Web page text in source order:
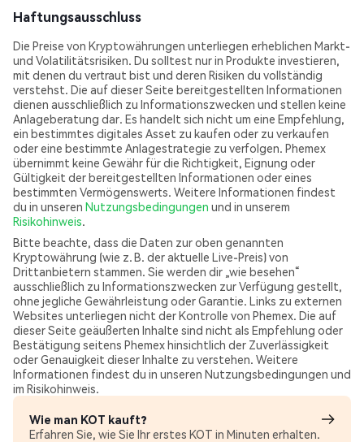
Haftungsausschluss
Die Preise von Kryptowährungen unterliegen erheblichen Markt-
und Volatilitätsrisiken. Du solltest nur in Produkte investieren,
mit denen du vertraut bist und deren Risiken du vollständig
verstehst. Die auf dieser Seite bereitgestellten Informationen
dienen ausschließlich zu Informationszwecken und stellen keine
Anlageberatung dar. Es handelt sich nicht um eine Empfehlung,
ein bestimmtes digitales Asset zu kaufen oder zu verkaufen
oder eine bestimmte Anlagestrategie zu verfolgen. Phemex
übernimmt keine Gewähr für die Richtigkeit, Eignung oder
Gültigkeit der bereitgestellten Informationen oder eines
bestimmten Vermögenswerts. Weitere Informationen findest
du in unseren Nutzungsbedingungen und in unserem
Risikohinweis.
Bitte beachte, dass die Daten zur oben genannten
Kryptowährung (wie z. B. der aktuelle Live-Preis) von
Drittanbietern stammen. Sie werden dir „wie besehen“
ausschließlich zu Informationszwecken zur Verfügung gestellt,
ohne jegliche Gewährleistung oder Garantie. Links zu externen
Websites unterliegen nicht der Kontrolle von Phemex. Die auf
dieser Seite geäußerten Inhalte sind nicht als Empfehlung oder
Bestätigung seitens Phemex hinsichtlich der Zuverlässigkeit
oder Genauigkeit dieser Inhalte zu verstehen. Weitere
Informationen findest du in unseren Nutzungsbedingungen und
im Risikohinweis.
Wie man KOT kauft?
Erfahren Sie, wie Sie Ihr erstes KOT in Minuten erhalten.